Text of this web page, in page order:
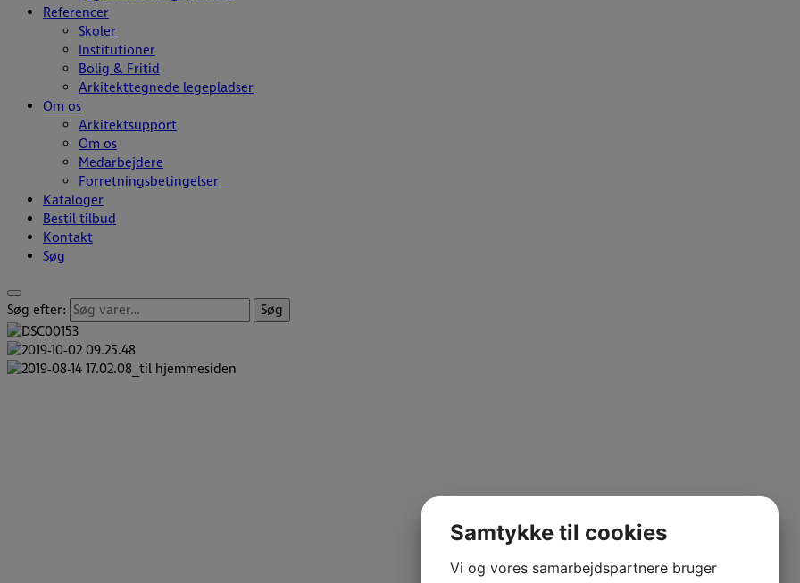
Referencer
Skoler
Institutioner
Bolig & Fritid
Arkitekttegnede legepladser
Om os
Arkitektsupport
Om os
Medarbejdere
Forretningsbetingelser
Kataloger
Bestil tilbud
Kontakt
Søg
Søg efter: Søg
Samtykke til cookies
Vi og vores samarbejdspartnere bruger